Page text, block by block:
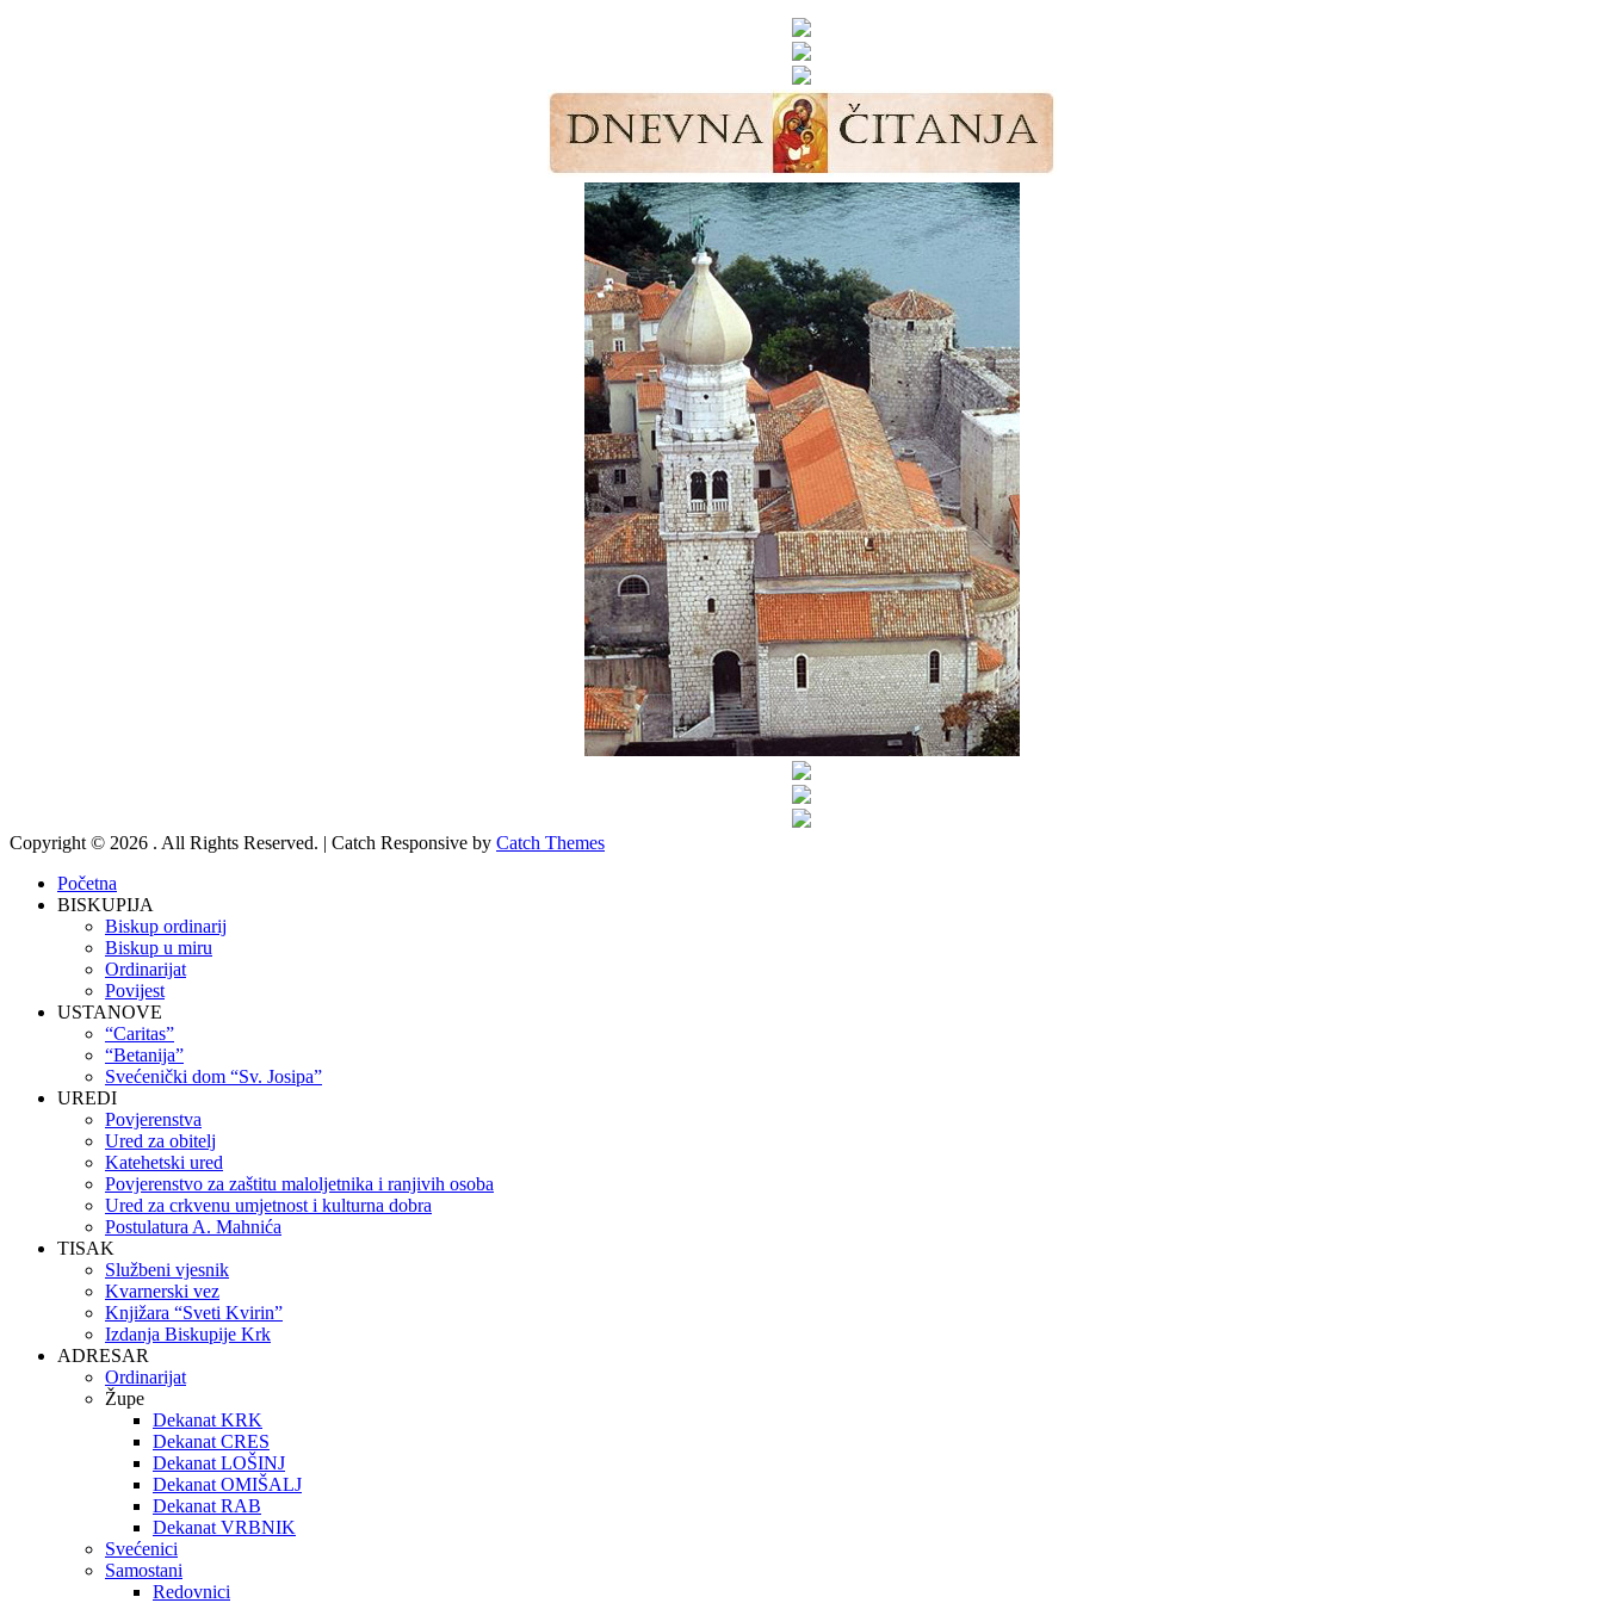
Copyright © 2026 . All Rights Reserved. | Catch Responsive by Catch Themes
Početna
BISKUPIJA
Biskup ordinarij
Biskup u miru
Ordinarijat
Povijest
USTANOVE
“Caritas”
“Betanija”
Svećenički dom “Sv. Josipa”
UREDI
Povjerenstva
Ured za obitelj
Katehetski ured
Povjerenstvo za zaštitu maloljetnika i ranjivih osoba
Ured za crkvenu umjetnost i kulturna dobra
Postulatura A. Mahnića
TISAK
Službeni vjesnik
Kvarnerski vez
Knjižara “Sveti Kvirin”
Izdanja Biskupije Krk
ADRESAR
Ordinarijat
Župe
Dekanat KRK
Dekanat CRES
Dekanat LOŠINJ
Dekanat OMIŠALJ
Dekanat RAB
Dekanat VRBNIK
Svećenici
Samostani
Redovnici